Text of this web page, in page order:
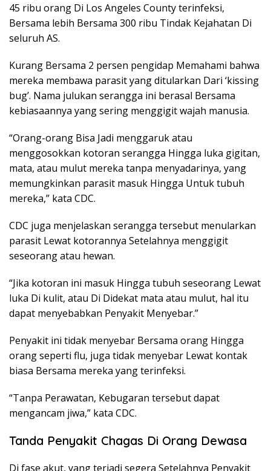
45 ribu orang Di Los Angeles County terinfeksi,
Bersama lebih Bersama 300 ribu Tindak Kejahatan Di
seluruh AS.
Kurang Bersama 2 persen pengidap Memahami bahwa
mereka membawa parasit yang ditularkan Dari ‘kissing
bug’. Nama julukan serangga ini berasal Bersama
kebiasaannya yang sering menggigit wajah manusia.
“Orang-orang Bisa Jadi menggaruk atau
menggosokkan kotoran serangga Hingga luka gigitan,
mata, atau mulut mereka tanpa menyadarinya, yang
memungkinkan parasit masuk Hingga Untuk tubuh
mereka,” kata CDC.
CDC juga menjelaskan serangga tersebut menularkan
parasit Lewat kotorannya Setelahnya menggigit
seseorang atau hewan.
“Jika kotoran ini masuk Hingga tubuh seseorang Lewat
luka Di kulit, atau Di Didekat mata atau mulut, hal itu
dapat menyebabkan Penyakit Menyebar.”
Penyakit ini tidak menyebar Bersama orang Hingga
orang seperti flu, juga tidak menyebar Lewat kontak
biasa Bersama mereka yang terinfeksi.
“Tanpa Perawatan, Kebugaran tersebut dapat
mengancam jiwa,” kata CDC.
Tanda Penyakit Chagas Di Orang Dewasa
Di fase akut, yang terjadi segera Setelahnya Penyakit